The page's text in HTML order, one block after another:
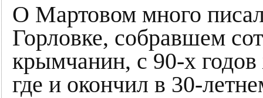
О Мартовом много
Горловке, собравшем
крымчанин, с 90-х
где и окончил в 30-